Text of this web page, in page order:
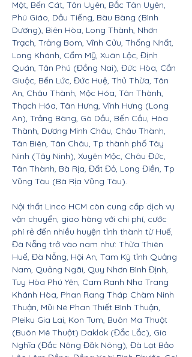
Một, Bến Cát, Tân Uyên, Bắc Tân Uyên,
Phú Giáo, Dầu Tiếng, Bàu Bàng (Bình
Dương), Biên Hòa, Long Thành, Nhơn
Trạch, Trảng Bom, Vĩnh Cửu, Thống Nhất,
Long Khánh, Cẩm Mỹ, Xuân Lộc, Định
Quán, Tân Phú (Đồng Nai), Đức Hòa, Cần
Giuộc, Bến Lức, Đức Huệ, Thủ Thừa, Tân
An, Châu Thành, Mộc Hóa, Tân Thành,
Thạch Hóa, Tân Hưng, Vĩnh Hưng (Long
An), Trảng Bàng, Gò Dầu, Bến Cầu, Hòa
Thành, Dương Minh Châu, Châu Thành,
Tân Biên, Tân Châu, Tp thành phố Tây
Ninh (Tây Ninh), Xuyên Mộc, Châu Đức,
Tân Thành, Bà Rịa, Đất Đỏ, Long Điền, Tp
Vũng Tàu (Bà Rịa Vũng Tàu).
Nội thất Linco HCM còn cung cấp dịch vụ
vận chuyển, giao hàng với chi phí, cước
phí rẻ đến nhiều huyện tỉnh thành từ Huế,
Đà Nẵng trở vào nam như: Thừa Thiên
Huế, Đà Nẵng, Hội An, Tam Kỳ tỉnh Quảng
Nam, Quảng Ngãi, Quy Nhơn Bình Định,
Tuy Hòa Phú Yên, Cam Ranh Nha Trang
Khánh Hòa, Phan Rang Tháp Chàm Ninh
Thuận, Mũi Né Phan Thiết Bình Thuận,
Pleiku Gia Lai, Kon Tum, Buôn Ma Thuột
(Buôn Mê Thuột) Daklak (Đắc Lắc), Gia
Nghĩa (Đắc Nông Đăk Nông), Đà Lạt Bảo